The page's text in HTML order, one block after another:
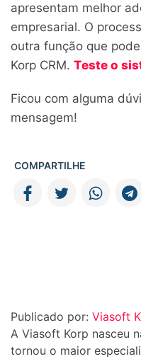
apresentam melhor
empresarial. O
outra função que
Korp CRM. Teste o
Ficou com alguma
mensagem!
COMPARTILHE
Publicado por: Viasoft
A Viasoft Korp nasceu
tornou o maior